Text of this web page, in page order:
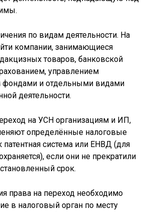
по видам деятельности. На
компании, занимающиеся
товаров, банковской
управлением
фондами и отдельными видами
деятельности.
на УСН организациям и ИП,
определённые налоговые
система или ЕНВД (для
если они не прекратили
срок.
права на переход необходимо
в налоговый орган по месту